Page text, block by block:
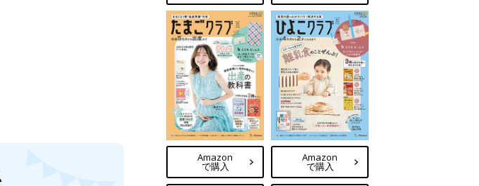
Amazon
で購入
Amazon
で購入